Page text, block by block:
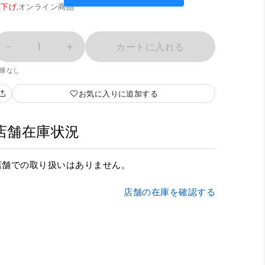
げ,オンライン商品
1 カートに入れる
なし
お気に入りに追加する
舗在庫状況
での取り扱いはありません。
店舗の在庫を確認する